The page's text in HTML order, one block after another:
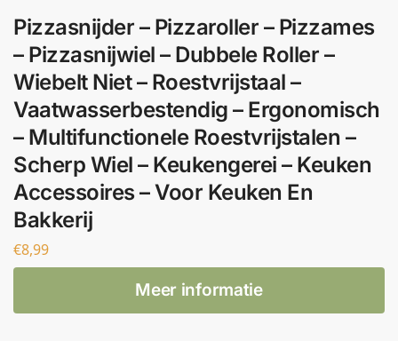
Pizzasnijder – Pizzaroller – Pizzames
– Pizzasnijwiel – Dubbele Roller –
Wiebelt Niet – Roestvrijstaal –
Vaatwasserbestendig – Ergonomisch
– Multifunctionele Roestvrijstalen –
Scherp Wiel – Keukengerei – Keuken
Accessoires – Voor Keuken En
Bakkerij
€8,99
Meer informatie